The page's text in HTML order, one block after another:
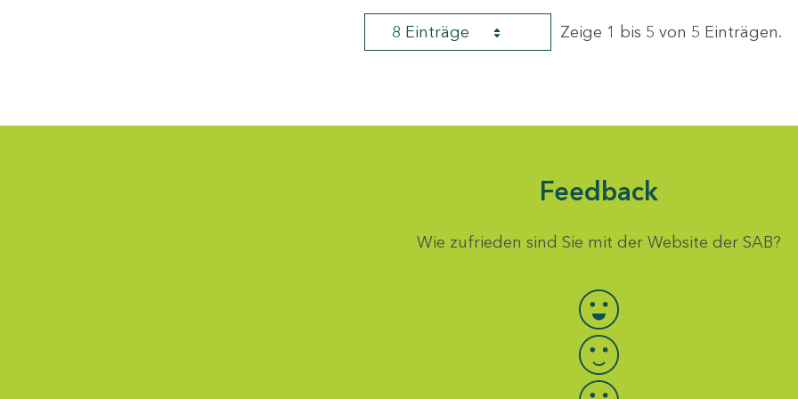
8 Einträge Zeige 1 bis 5 von 5 Einträgen.
Feedback
Wie zufrieden sind Sie mit der Website der SAB?
Bewertung auswählen